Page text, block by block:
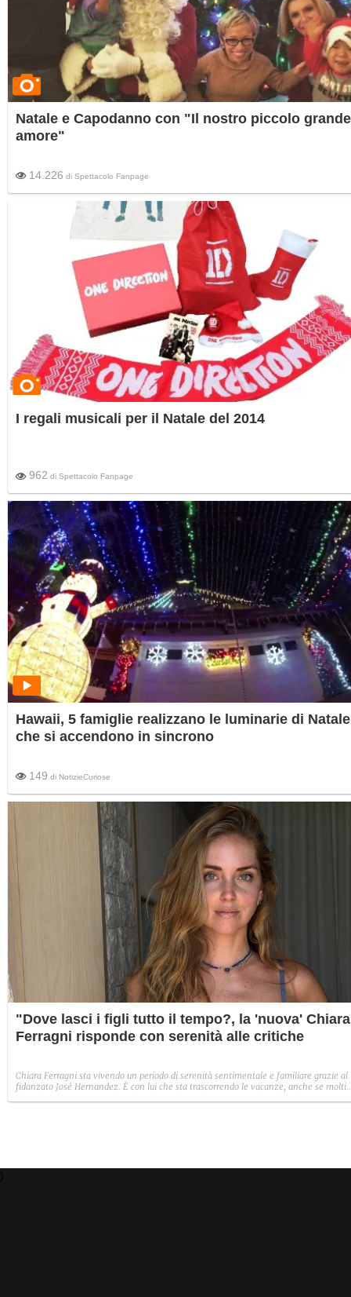
Natale e Capodanno con "Il nostro piccolo grande
amore"
14.226 di Spettacolo Fanpage
I regali musicali per il Natale del 2014
962 di Spettacolo Fanpage
Hawaii, 5 famiglie realizzano le luminarie di Natale
che si accendono in sincrono
149 di NotizieCuriose
"Dove lasci i figli tutto il tempo?, la 'nuova' Chiara
Ferragni risponde con serenità alle critiche
Chiara Ferragni sta vivendo un periodo di serenità sentimentale e familiare grazie al
fidanzato José Hernandez. È con lui che sta trascorrendo le vacanze, anche se molti